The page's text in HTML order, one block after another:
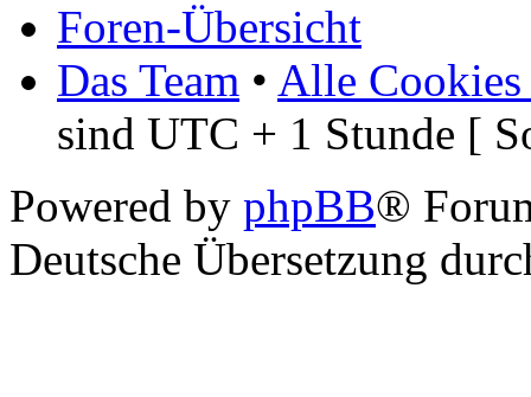
Foren-Übersicht
Das Team • Alle Cookies
sind UTC + 1 Stunde [
Powered by phpBB®
Deutsche Übersetzung